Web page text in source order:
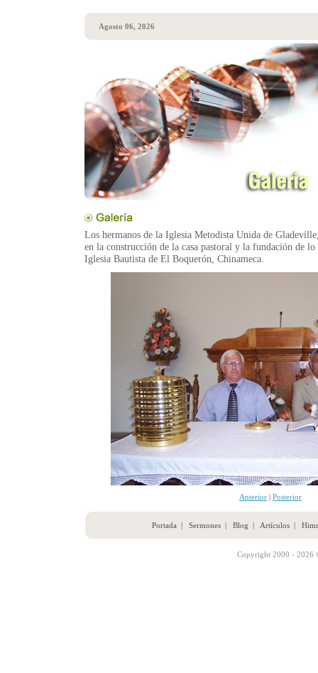
Agosto 06, 2026
Los hermanos de la Iglesia Metodista Unida de
en la construcción de la casa pastoral y la fundación de
Iglesia Bautista de El Boquerón, Chinameca.
Anterior | Posterior
Portada | Sermones| Blog | Artículos|
Copyright 2000 - 2026